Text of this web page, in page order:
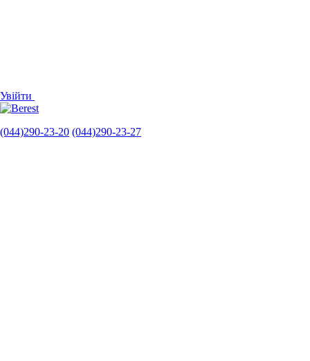
Увійти
(044)290-23-20 (044)290-23-27